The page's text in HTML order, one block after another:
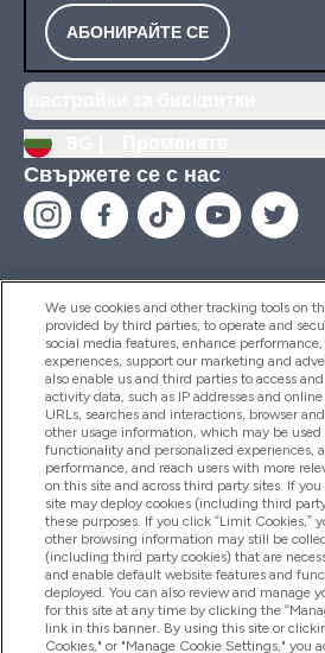
АБОНИРАЙТЕ СЕ
Свържете се с нас
Помощ И Информация
Продукти
Информация За
Лоялност И Награди
We use cookies and other tracking tools on
provided by third parties, to operate and
social media features, enhance
experiences, support our marketing and
also enable us and third parties to access
activity data, such as IP addresses and
URLs, searches and interactions, browser
other usage information, which may be
functionality and personalized experiences,
performance, and reach users with more
on this site and across third party sites. If
site may deploy cookies (including third
these purposes. If you click “Limit Cookies,”
other browsing information may still be
(including third party cookies) that are
and enable default website features and
deployed. You can also review and manage
for this site at any time by clicking the
link in this banner. By using this site or
Cookies," or "Manage Cookie Settings," you